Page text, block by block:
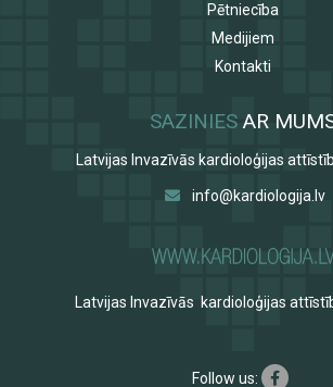
Pētniecība
Medijiem
Kontakti
SAZINIES AR
Latvijas Invazīvās kardioloģijas
info@kardiologija.lv
Latvijas Invazīvās kardioloģijas
Follow us: